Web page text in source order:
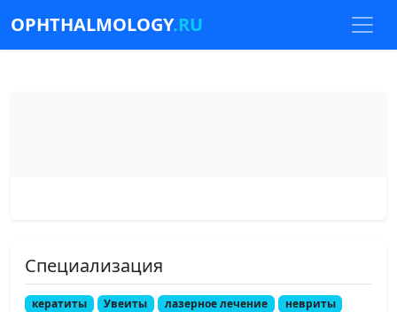
OPHTHALMOLOGY.RU
Специализация
кератиты Увеиты лазерное лечение
невриты